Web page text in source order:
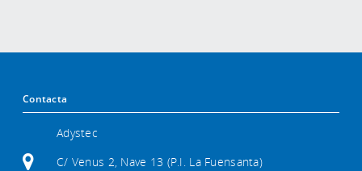
Contacta
Adystec
C/ Venus 2, Nave 13 (P.I. La Fuensanta)